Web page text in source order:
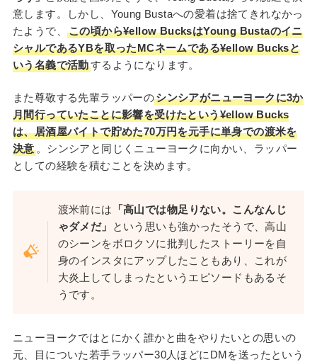
意します。しかし、Young Bustaへの愛着は捨てきれなかっ
たようで、
この頃から¥ellow BucksはYoung Bustaのイニ
シャルであるYBを取ったMCネームである¥ellow Bucksと
いう名義で活動するようになります。
また尊敬する先輩ラッパーのシンシアがニューヨークに3か
月間行っていたことに影響を受けたという¥ellow Bucks
は、居酒屋バイトで貯めた70万円を元手に単身での渡米を
決意。シンシアと同じくニューヨークに向かい、ラッパー
としての経験を積むことを決めます。
渡米前には 「高山では物足りない。こんなんじ
ゃダメだ」
という思いも強かったそうで、高山
のシーンをボロクソに批判したストーリーを自
身のインスタにアップしたこともあり、これが
大炎上してしまったというエピソードもあるそ
うです。
ニューヨークではとにかく誰かと曲をやりたいとの思いの
元、目についた若手ラッパー30人ほどにDMを送ったという